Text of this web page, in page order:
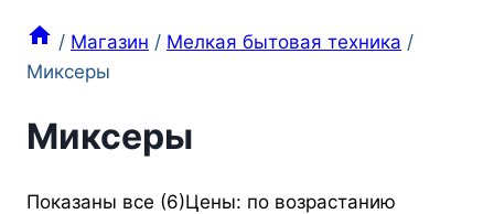
/ Магазин / Мелкая бытовая техника /
Миксеры
Миксеры
Показаны все (6)Цены: по возрастанию